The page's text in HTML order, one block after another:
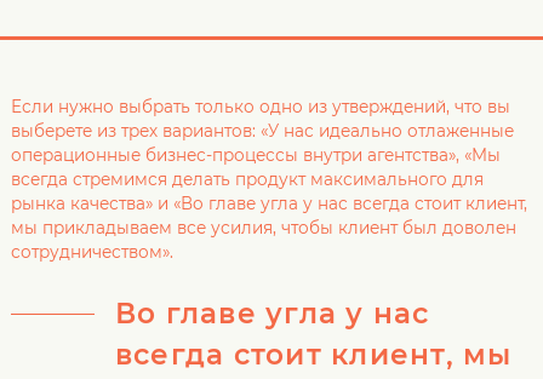
Если нужно выбрать только одно из утверждений, что вы
выберете из трех вариантов: «У нас идеально отлаженные
операционные бизнес-процессы внутри агентства», «Мы
всегда стремимся делать продукт максимального для
рынка качества» и «Во главе угла у нас всегда стоит клиент,
мы прикладываем все усилия, чтобы клиент был доволен
сотрудничеством».
Во главе угла у нас
всегда стоит клиент, мы